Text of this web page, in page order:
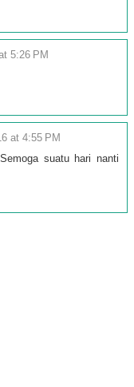
5:26 PM
at 4:55 PM
suatu hari nanti